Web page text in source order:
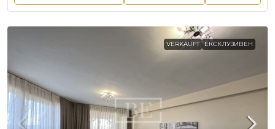
VERKAUFT ЕКСКЛУЗИВЕН